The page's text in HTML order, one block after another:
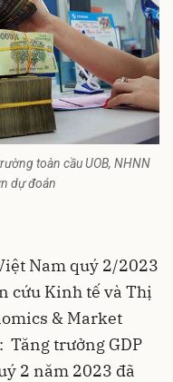
toàn cầu UOB, NHNN
dự đoán
Nam quý 2/2023
cứu Kinh tế và Thị
& Market
Tăng trưởng GDP
2 năm 2023 đã